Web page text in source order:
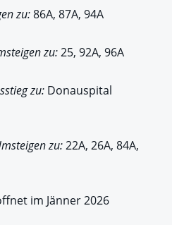
zu:86A, 87A, 94A
zu:25, 92A, 96A
zu: Donauspital
zu:22A, 26A, 84A,
im Jänner 2026